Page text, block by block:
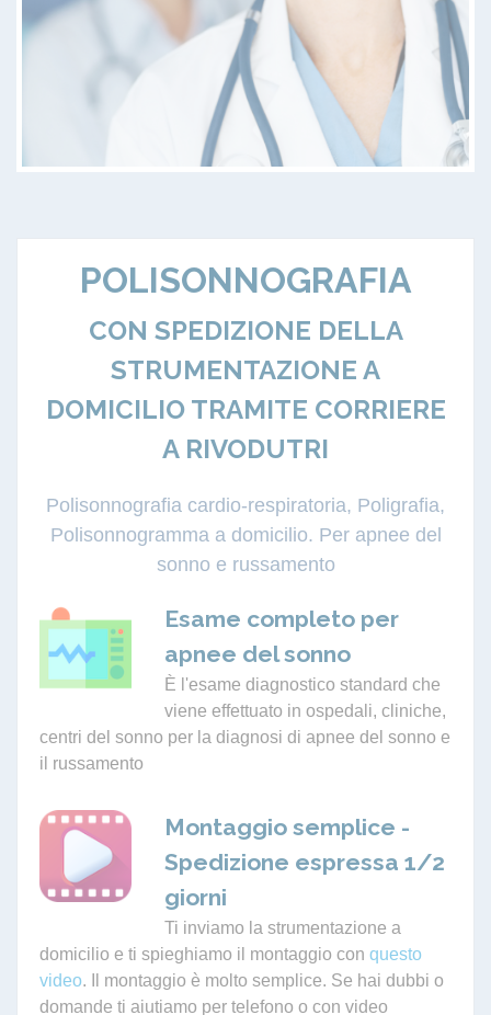
POLISONNOGRAFIA
CON SPEDIZIONE DELLA
STRUMENTAZIONE A
DOMICILIO TRAMITE CORRIERE
A RIVODUTRI
Polisonnografia cardio-respiratoria, Poligrafia,
Polisonnogramma a domicilio. Per apnee del
sonno e russamento
Esame completo per
apnee del sonno
È l'esame diagnostico standard che
viene effettuato in ospedali, cliniche,
centri del sonno per la diagnosi di apnee del sonno e
il russamento
Montaggio semplice -
Spedizione espressa 1/2
giorni
Ti inviamo la strumentazione a
domicilio e ti spieghiamo il montaggio con questo
video. Il montaggio è molto semplice. Se hai dubbi o
domande ti aiutiamo per telefono o con video